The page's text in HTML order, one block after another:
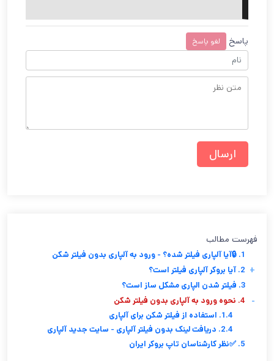
پاسخ لغو پاسخ
فهرست مطالب
1. 🔒آیا آلپاری فیلتر شده؟ - ورود به آلپاری بدون فیلتر شکن
2. آیا بروکر آلپاری فیلتر است؟ +
3. فیلتر شدن الپاری مشکل ساز است؟
4. نحوه ورود به آلپاری بدون فیلتر شکن
-
1.4. استفاده از فیلتر شکن برای آلپاری
2.4. دریافت لینک بدون فیلتر آلپاری - سایت جدید آلپاری
5. ✅نظر کارشناسان تاپ بروکر ایران